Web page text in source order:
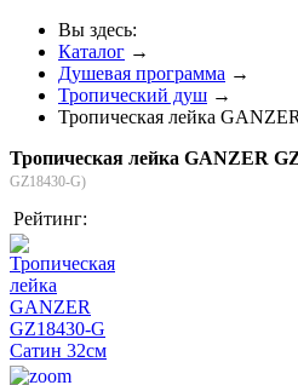
Вы здесь:
Каталог →
Душевая программа →
Тропический душ →
Тропическая лейка
Тропическая лейка GANZER
GZ18430-G)
Рейтинг: